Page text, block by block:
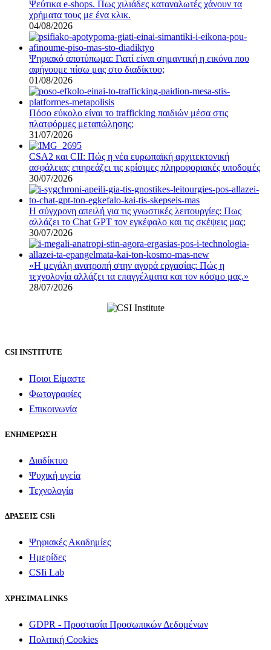
Ψεύτικα e-shops. Πως χιλιάδες καταναλωτές χάνουν τα
χρήματα τους με ένα κλικ.
04/08/2026
Ψηφιακό αποτύπωμα: Γιατί είναι σημαντική η εικόνα που
αφήνουμε πίσω μας στο διαδίκτυο;
01/08/2026
Πόσο εύκολο είναι το trafficking παιδιών μέσα στις
πλατφόρμες μεταπώλησης;
31/07/2026
CSA2 και CII: Πώς η νέα ευρωπαϊκή αρχιτεκτονική
ασφάλειας επηρεάζει τις κρίσιμες πληροφοριακές υποδομές
30/07/2026
Η σύγχρονη απειλή για τις γνωστικές λειτουργίες: Πως
αλλάζει το Chat GPT τον εγκέφαλο και τις σκέψεις μας;
30/07/2026
«Η μεγάλη ανατροπή στην αγορά εργασίας: Πώς η
τεχνολογία αλλάζει τα επαγγέλματα και τον κόσμο μας.»
28/07/2026
CSI INSTITUTE
Ποιοι Είμαστε
Φωτογραφίες
Επικοινωνία
ΕΝΗΜΕΡΩΣΗ
Διαδίκτυο
Ψυχική υγεία
Τεχνολογία
ΔΡΑΣΕΙΣ CSIi
Ψηφιακές Ακαδημίες
Ημερίδες
CSIi Lab
ΧΡΗΣΙΜΑ LINKS
GDPR - Προστασία Προσωπικών Δεδομένων
Πολιτική Cookies